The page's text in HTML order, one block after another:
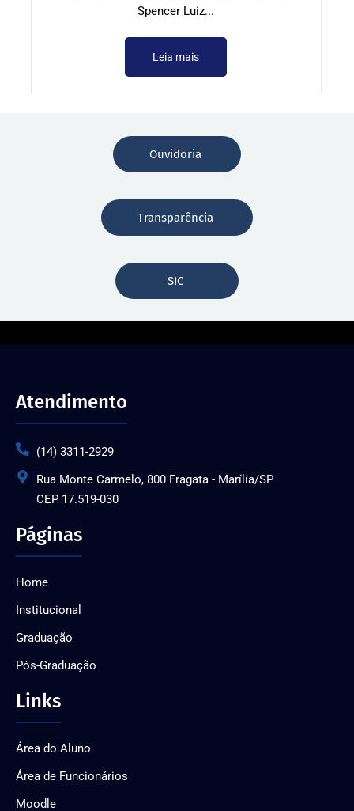
Spencer Luiz...
Leia mais
Ouvidoria
Transparência
SIC
Atendimento
(14) 3311-2929
Rua Monte Carmelo, 800 Fragata - Marília/SP
CEP 17.519-030
Páginas
Home
Institucional
Graduação
Pós-Graduação
Links
Área do Aluno
Área de Funcionários
Moodle